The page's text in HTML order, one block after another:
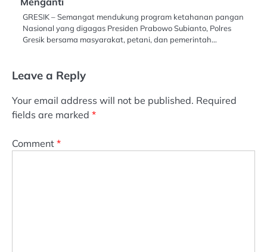
GRESIK – Semangat mendukung program ketahanan pangan
Nasional yang digagas Presiden Prabowo Subianto, Polres
Gresik bersama masyarakat, petani, dan pemerintah…
Leave a Reply
Your email address will not be published. Required
fields are marked *
Comment *